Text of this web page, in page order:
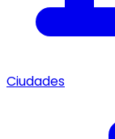
Ciudades